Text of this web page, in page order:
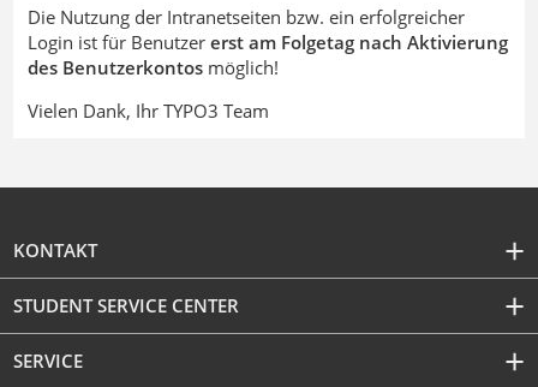
Die Nutzung der Intranetseiten bzw. ein erfolgreicher
Login ist für Benutzer erst am Folgetag nach Aktivierung
des Benutzerkontosmöglich!
Vielen Dank, Ihr TYPO3 Team
KONTAKT
STUDENT SERVICE CENTER
SERVICE